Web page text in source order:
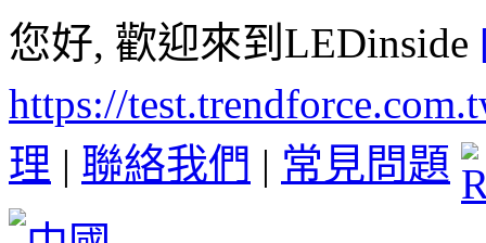
您好, 歡迎來到LEDinside
https://
理 | 聯絡我們 | 常見問題